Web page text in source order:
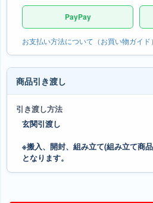
PayPay
お支払い方法について（お買い物ガイド）
商品引き渡し
引き渡し方法
玄関引渡し
※搬入、開封、組み立て(組み立て商
となります。